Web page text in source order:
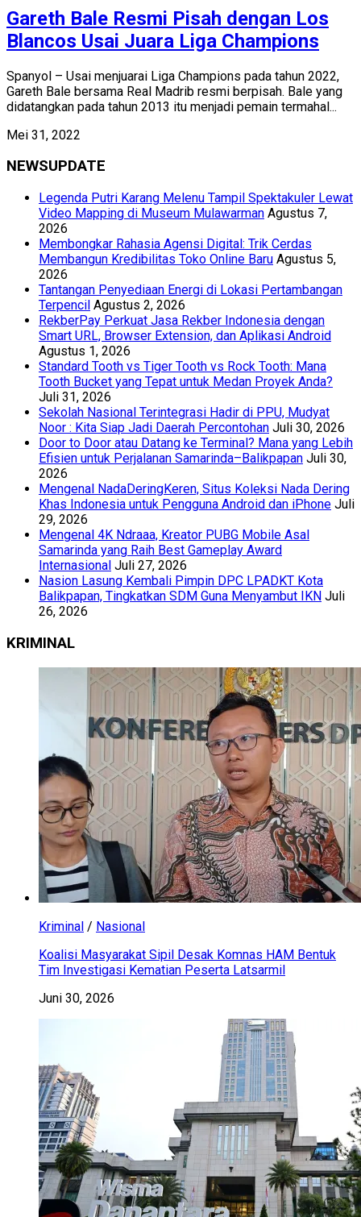
Gareth Bale Resmi Pisah dengan Los
Blancos Usai Juara Liga Champions
Spanyol – Usai menjuarai Liga Champions pada tahun 2022,
Gareth Bale bersama Real Madrib resmi berpisah. Bale yang
didatangkan pada tahun 2013 itu menjadi pemain termahal...
Mei 31, 2022
NEWSUPDATE
Legenda Putri Karang Melenu Tampil Spektakuler Lewat
Video Mapping di Museum Mulawarman Agustus 7,
2026
Membongkar Rahasia Agensi Digital: Trik Cerdas
Membangun Kredibilitas Toko Online Baru Agustus 5,
2026
Tantangan Penyediaan Energi di Lokasi Pertambangan
Terpencil Agustus 2, 2026
RekberPay Perkuat Jasa Rekber Indonesia dengan
Smart URL, Browser Extension, dan Aplikasi Android
Agustus 1, 2026
Standard Tooth vs Tiger Tooth vs Rock Tooth: Mana
Tooth Bucket yang Tepat untuk Medan Proyek Anda?
Juli 31, 2026
Sekolah Nasional Terintegrasi Hadir di PPU, Mudyat
Noor : Kita Siap Jadi Daerah Percontohan Juli 30, 2026
Door to Door atau Datang ke Terminal? Mana yang Lebih
Efisien untuk Perjalanan Samarinda–Balikpapan Juli 30,
2026
Mengenal NadaDeringKeren, Situs Koleksi Nada Dering
Khas Indonesia untuk Pengguna Android dan iPhone Juli
29, 2026
Mengenal 4K Ndraaa, Kreator PUBG Mobile Asal
Samarinda yang Raih Best Gameplay Award
Internasional Juli 27, 2026
Nasion Lasung Kembali Pimpin DPC LPADKT Kota
Balikpapan, Tingkatkan SDM Guna Menyambut IKN Juli
26, 2026
KRIMINAL
Kriminal / Nasional
Koalisi Masyarakat Sipil Desak Komnas HAM Bentuk
Tim Investigasi Kematian Peserta Latsarmil
Juni 30, 2026